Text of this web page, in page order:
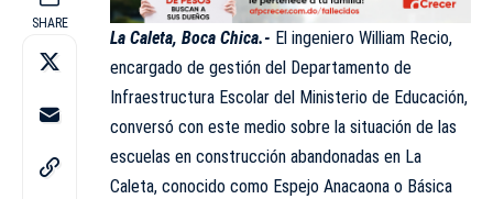
SHARE
La Caleta, Boca Chica.- El ingeniero William Recio,
encargado de gestión del Departamento de
Infraestructura Escolar del Ministerio de Educación,
conversó con este medio sobre la situación de las
escuelas en construcción abandonadas en La
Caleta, conocido como Espejo Anacaona o Básica